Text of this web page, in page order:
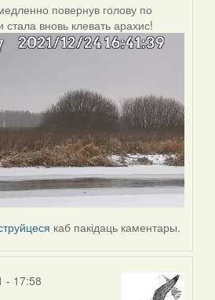
повернув голову по
вновь клевать арахис!
каб пакідаць каментары.
- 17:58